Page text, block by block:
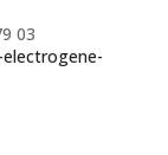
03